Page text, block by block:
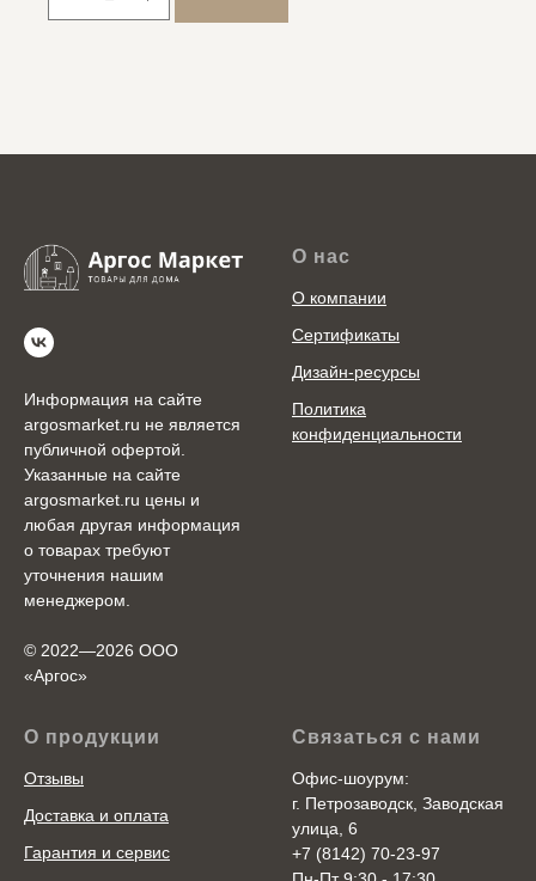
Информация на сайте
argosmarket.ru не является
публичной офертой.
Указанные на сайте
argosmarket.ru цены и
любая другая информация
о товарах требуют
уточнения нашим
менеджером.
© 2022—2026 ООО
«Аргоc»
О нас
О компании
Сертификаты
Дизайн-ресурсы
Политика
конфиденциальности
О продукции
Отзывы
Доставка и оплата
Гарантия и сервис
Связаться с нами
Офис-шоурум:
г. Петрозаводск, Заводская
улица, 6
+7 (8142) 70-23-97